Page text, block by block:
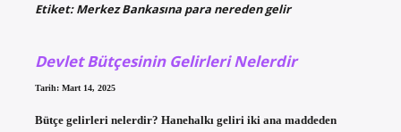
Etiket:Merkez Bankasına para nereden gelir
Devlet Bütçesinin Gelirleri Nelerdir
Tarih: Mart 14, 2025
Bütçe gelirleri nelerdir? Hanehalkı geliri iki ana maddeden